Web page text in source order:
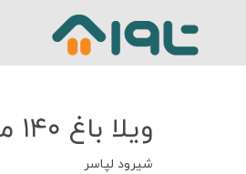
ویلا باغ ۱۴۰ متر شیرود کد ۶۲۲۰
شیرود لپاسر